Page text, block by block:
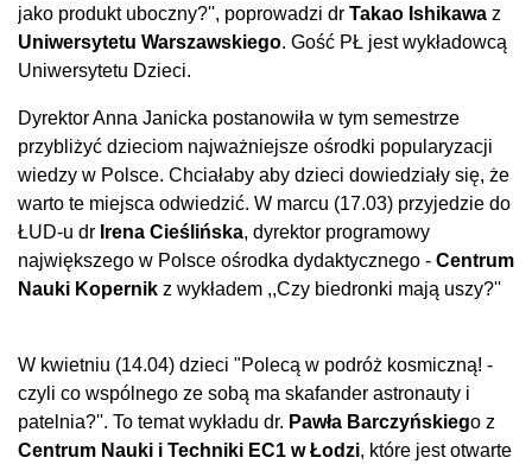
jako produkt uboczny?'', poprowadzi dr Takao Ishikawa z
Uniwersytetu Warszawskiego. Gość PŁ jest wykładowcą
Uniwersytetu Dzieci.
Dyrektor Anna Janicka postanowiła w tym semestrze
przybliżyć dzieciom najważniejsze ośrodki popularyzacji
wiedzy w Polsce. Chciałaby aby dzieci dowiedziały się, że
warto te miejsca odwiedzić. W marcu (17.03) przyjedzie do
ŁUD-u dr Irena Cieślińska, dyrektor programowy
największego w Polsce ośrodka dydaktycznego - Centrum
Nauki Kopernik z wykładem ,,Czy biedronki mają uszy?''
W kwietniu (14.04) dzieci "Polecą w podróż kosmiczną! -
czyli co wspólnego ze sobą ma skafander astronauty i
patelnia?''. To temat wykładu dr. Pawła Barczyńskiego z
Centrum Nauki i Techniki EC1 w Łodzi, które jest otwarte